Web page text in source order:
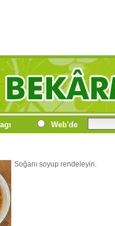
Web'de
Soğanı soyup rendeleyin.